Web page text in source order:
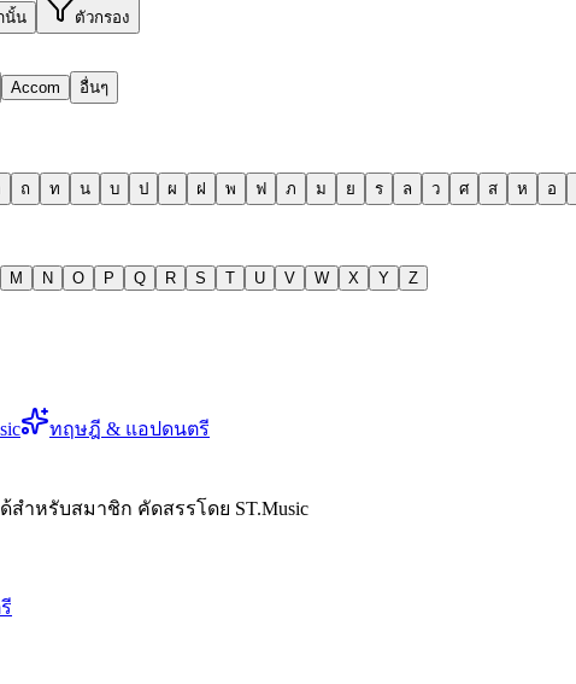
นั้น ตัวกรอง
Accom อื่นๆ
ถ ท น บ ป ผ ฝ พ ฟ ภ ม ย ร ล ว ศ ส ห อ
M N O P Q R S T U V W X Y Z
ทฤษฎี & แอปดนตรี
ำหรับสมาชิก คัดสรรโดย ST.Music